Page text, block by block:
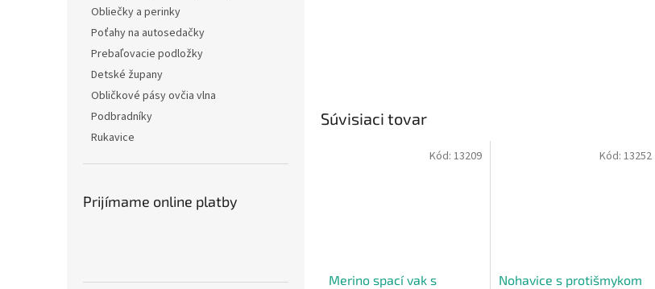
Obliečky a perinky
Poťahy na autosedačky
Prebaľovacie podložky
Detské župany
Obličkové pásy ovčia vlna
Podbradníky
Rukavice
Prijímame online platby
Súvisiaci tovar
Merino spací vak s
Kód: 13209
Nohavice s protišmykom
Kód: 13252